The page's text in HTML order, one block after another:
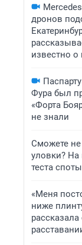
дронов
известно
Фура был
«Форта
не знали
Сможете не
уловки? На
теста
«Меня
ниже